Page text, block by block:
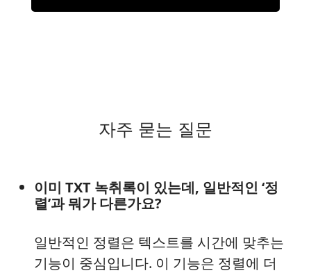
자주 묻는 질문
이미 TXT 녹취록이 있는데, 일반적인 ‘정
렬’과 뭐가 다른가요?
일반적인 정렬은 텍스트를 시간에 맞추는
기능이 중심입니다. 이 기능은 정렬에 더